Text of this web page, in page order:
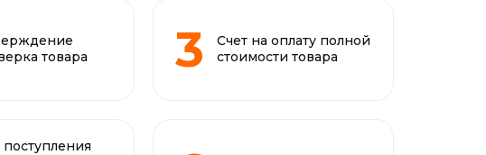
товара
Счет на оплату полной
стоимости товара